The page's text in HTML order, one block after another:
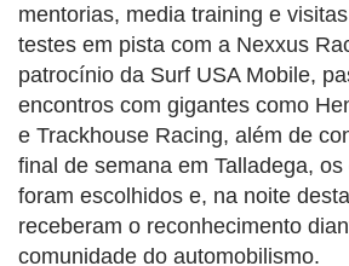
mentorias, media training e
testes em pista com a Nexxus
patrocínio da Surf USA Mobile,
encontros com gigantes como
e Trackhouse Racing, além de
final de semana em Talladega,
foram escolhidos e, na noite
receberam o reconhecimento
comunidade do automobilismo.